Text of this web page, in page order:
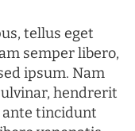
tellus eget
semper libero,
ipsum. Nam
hendrerit
ante tincidunt